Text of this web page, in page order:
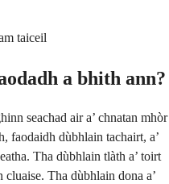
taiceil
a bhith ann?
seachad air a’ chnatan mhòr
faodaidh dùbhlain tachairt, a’
Tha dùbhlain tlàth a’ toirt
cluaise. Tha dùbhlain dona a’